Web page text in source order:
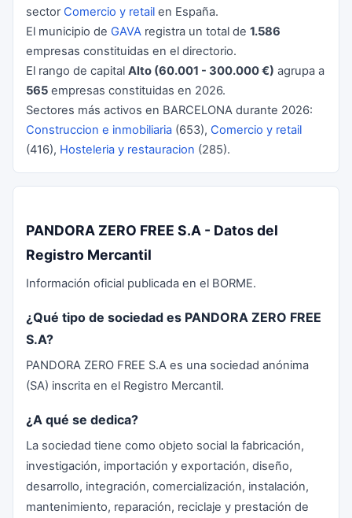
sector Comercio y retail en España.
El municipio de GAVA registra un total de 1.586
empresas constituidas en el directorio.
El rango de capital Alto (60.001 - 300.000 €) agrupa a
565 empresas constituidas en 2026.
Sectores más activos en BARCELONA durante 2026:
Construccion e inmobiliaria (653), Comercio y retail
(416), Hosteleria y restauracion (285).
PANDORA ZERO FREE S.A - Datos del
Registro Mercantil
Información oficial publicada en el BORME.
¿Qué tipo de sociedad es PANDORA ZERO FREE
S.A?
PANDORA ZERO FREE S.A es una sociedad anónima
(SA) inscrita en el Registro Mercantil.
¿A qué se dedica?
La sociedad tiene como objeto social la fabricación,
investigación, importación y exportación, diseño,
desarrollo, integración, comercialización, instalación,
mantenimiento, reparación, reciclaje y prestación de